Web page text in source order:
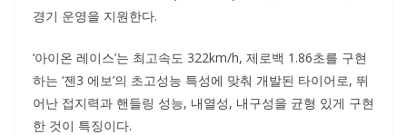
경기 운영을 지원한다.
‘아이온 레이스’는 최고속도 322km/h, 제로백 1.86초를 구현
하는 ‘젠3 에보’의 초고성능 특성에 맞춰 개발된 타이어로, 뛰
어난 접지력과 핸들링 성능, 내열성, 내구성을 균형 있게 구현
한 것이 특징이다.